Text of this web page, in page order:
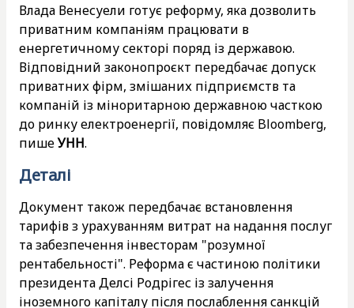
Влада Венесуели готує реформу, яка дозволить
приватним компаніям працювати в
енергетичному секторі поряд із державою.
Відповідний законопроєкт передбачає допуск
приватних фірм, змішаних підприємств та
компаній із міноритарною державною часткою
до ринку електроенергії, повідомляє Bloomberg,
пишеУНН.
Деталі
Документ також передбачає встановлення
тарифів з урахуванням витрат на надання послуг
та забезпечення інвесторам "розумної
рентабельності". Реформа є частиною політики
президента Делсі Родрігес із залучення
іноземного капіталу після послаблення санкцій